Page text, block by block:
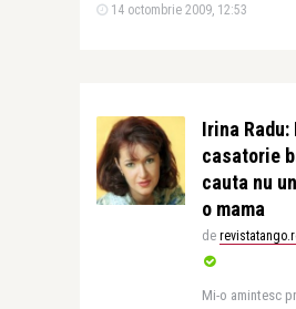
14 octombrie 2009, 12:53
Irina
casatorie
cauta nu
o mama
de
Mi-o amintesc